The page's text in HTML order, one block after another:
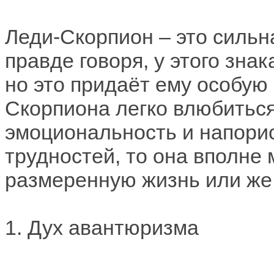
Леди-Скорпион – это
правде говоря, у этого
но это придаёт ему
Скорпиона легко
эмоциональность и
трудностей, то она
размеренную жизнь или
1. Дух авантюризма